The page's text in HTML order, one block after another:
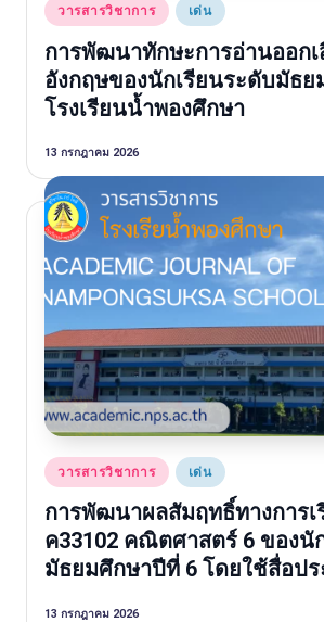
ช
า
ก
ร
Posted
วารสารวิชาการ เด่น
การพัฒนาทักษะการอ่านออกเ
อังกฤษของนักเรียนระดับมัธ
โรงเรียนน้ำพองศึกษา
13 กรกฎาคม 2026
Posted
วารสารวิชาการ เด่น
การพัฒนาผลสัมฤทธิ์ทางการเ
ค33102 คณิตศาสตร์ 6 ของนั
มัธยมศึกษาปีที่ 6 โดยใช้สื่อปร
13 กรกฎาคม 2026